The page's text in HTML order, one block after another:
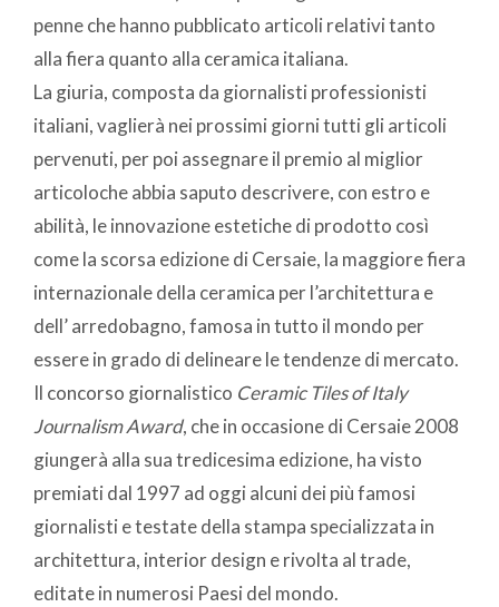
penne che hanno pubblicato articoli relativi tanto
alla fiera quanto alla ceramica italiana.
La giuria, composta da giornalisti professionisti
italiani, vaglierà nei prossimi giorni tutti gli articoli
pervenuti, per poi assegnare il premio al miglior
articoloche abbia saputo descrivere, con estro e
abilità, le innovazione estetiche di prodotto così
come la scorsa edizione di Cersaie, la maggiore fiera
internazionale della ceramica per l’architettura e
dell’ arredobagno, famosa in tutto il mondo per
essere in grado di delineare le tendenze di mercato.
Il concorso giornalistico Ceramic Tiles of Italy
Journalism Award, che in occasione di Cersaie 2008
giungerà alla sua tredicesima edizione, ha visto
premiati dal 1997 ad oggi alcuni dei più famosi
giornalisti e testate della stampa specializzata in
architettura, interior design e rivolta al trade,
editate in numerosi Paesi del mondo.